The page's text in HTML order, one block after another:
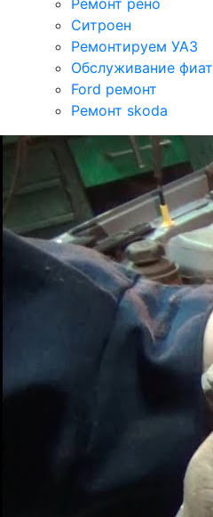
Ремонт рено
Ситроен
Ремонтируем УАЗ
Обслуживание фиат
Ford ремонт
Ремонт skoda